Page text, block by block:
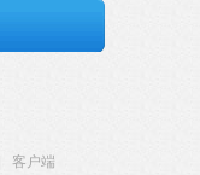
客户端